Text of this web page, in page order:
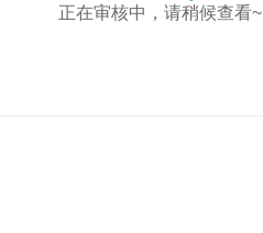
正在审核中，请稍候查看~